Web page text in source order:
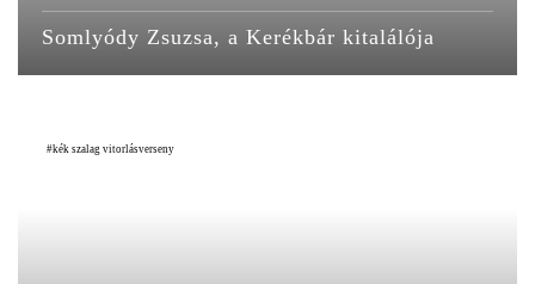
Somlyódy Zsuzsa, a Kerékbár kitalálója
kék szalag vitorlásverseny